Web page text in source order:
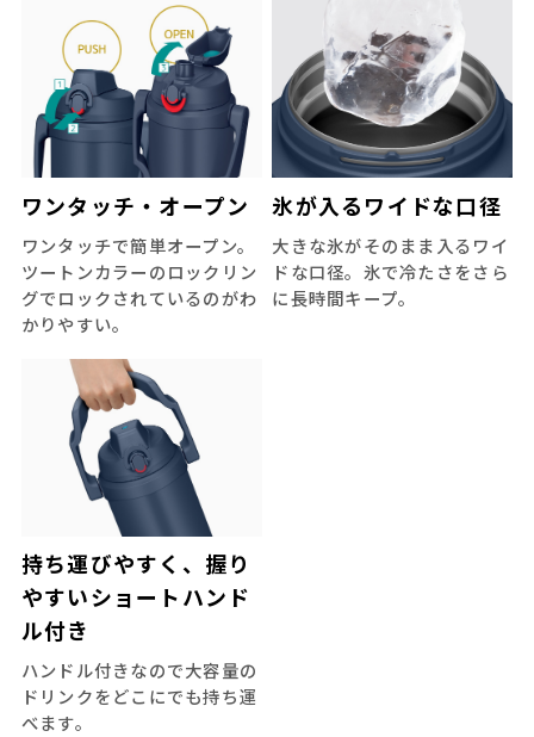
ワンタッチ・オープン
ワンタッチで簡単オープン。
ツートンカラーのロックリン
グでロックされているのがわ
かりやすい。
氷が入るワイドな口径
大きな氷がそのまま入るワイ
ドな口径。氷で冷たさをさら
に長時間キープ。
持ち運びやすく、握り
やすいショートハンド
ル付き
ハンドル付きなので大容量の
ドリンクをどこにでも持ち運
べます。